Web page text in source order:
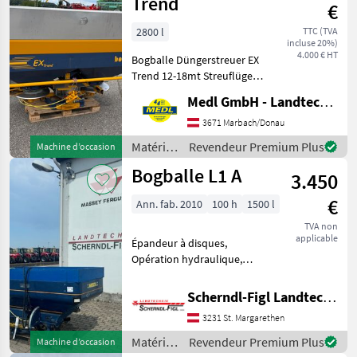
L20W
M2
W
plus
M2W
M2W
QZ
M2WQ
Marketplace
Offres des
distributeurs
Petites
annonces
irrigation
/
Machine d’occasion
€
TTC (TVA
incluse 20%)
4.000 € HT
2800 l
Bogballe Düngerstreuer EX
Trend 12-18mt Streuflügel
Kotfänger Rührwerk
Grenzstreueinrichtung "Zur
Grenze" mit Bowdenzug
Grenzstreue
Medl GmbH - Landtechnik Großhandel
3671 Marbach/Donau
Matériels
de
fertilisation
irrigation
Bogballe
Revendeur Premium Plus
Machine d’occasion
Bogballe L1 A
3.450
€
TVA non
applicable
Ann. fab. 2010 100 h 1500 l
Épandeur à disques,
Opération hydraulique,
disques Matériels de
fertilisation et irrigation
Distributeurs d’engrais
Scherndl-Figl Landtechnik
3231 St. Margarethen
Matériels
Revendeur Premium Plus